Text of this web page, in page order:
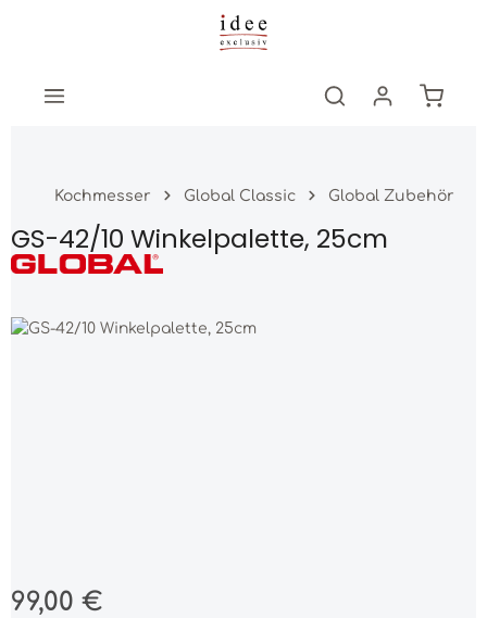
Zum Hauptinhalt springen
Kochmesser Global Classic Global Zubehör
GS-42/10 Winkelpalette, 25cm
Bildergalerie überspringen
Regulärer Preis:
99,00 €